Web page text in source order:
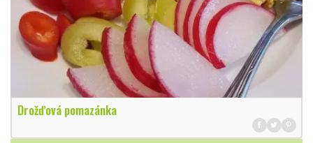
Drožďová pomazánka